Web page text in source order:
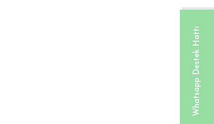
Whatsapp Destek Hattı